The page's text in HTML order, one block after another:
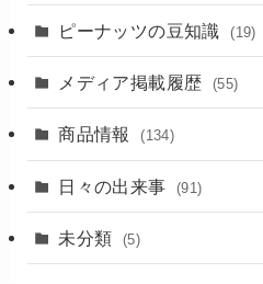
ピーナッツの豆知識 (19)
メディア掲載履歴 (55)
商品情報 (134)
(18)
日々の出来事 (91)
未分類 (5)